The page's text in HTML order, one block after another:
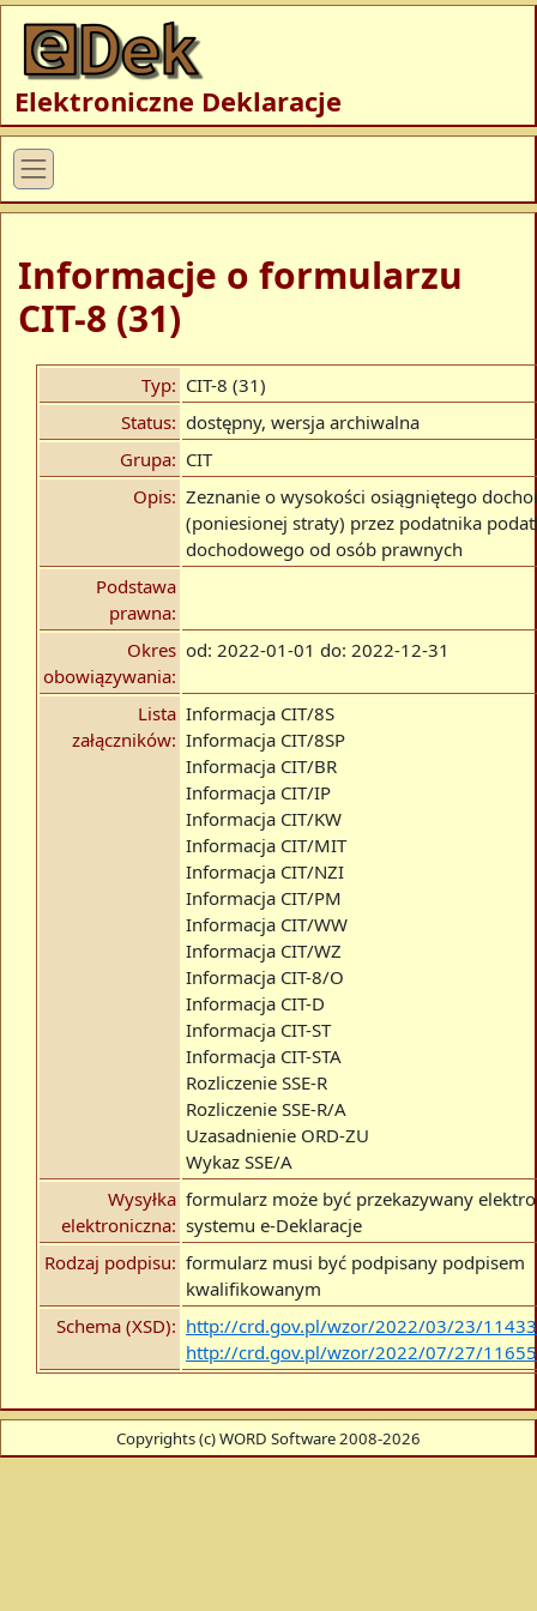
Elektroniczne Deklaracje
Informacje o formularzu
CIT-8 (31)
Typ: CIT-8 (31)
Status: dostępny, wersja archiwalna
Grupa: CIT
Opis: Zeznanie o wysokości osiągniętego
(poniesionej straty) przez podatnika
dochodowego od osób prawnych
Podstawa
prawna:
Okres
obowiązywania:
od: 2022-01-01 do: 2022-12-31
Lista
załączników:
Informacja CIT/8S
Informacja CIT/8SP
Informacja CIT/BR
Informacja CIT/IP
Informacja CIT/KW
Informacja CIT/MIT
Informacja CIT/NZI
Informacja CIT/PM
Informacja CIT/WW
Informacja CIT/WZ
Informacja CIT-8/O
Informacja CIT-D
Informacja CIT-ST
Informacja CIT-STA
Rozliczenie SSE-R
Rozliczenie SSE-R/A
Uzasadnienie ORD-ZU
Wykaz SSE/A
Wysyłka
elektroniczna:
formularz może być przekazywany
systemu e-Deklaracje
Rodzaj podpisu: formularz musi być podpisany podpisem
kwalifikowanym
Schema (XSD): http://crd.gov.pl/wzor/2022/03/23/
http://crd.gov.pl/wzor/2022/07/27/
Copyrights (c) WORD Software 2008-2026